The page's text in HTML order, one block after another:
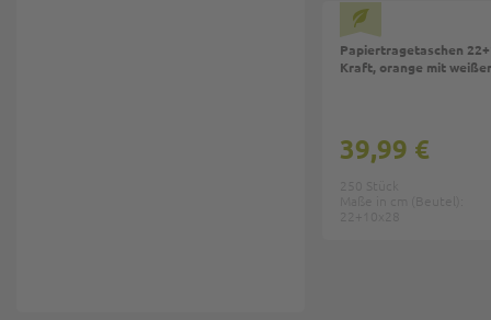
Papiertragetaschen
Kraft, orange mit
39,99 €